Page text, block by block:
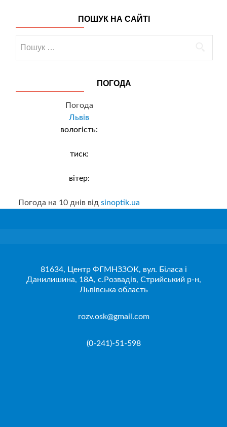
ПОШУК НА САЙТІ
ПОГОДА
Погода
Львів
вологість:
тиск:
вітер:
Погода на 10 днів від sinoptik.ua
81634, Центр ФГМНЗЗОК, вул. Біласа і
Данилишина, 18А, с.Розвадів, Стрийський р-н,
Львівська область
rozv.osk@gmail.com
(0-241)-51-598